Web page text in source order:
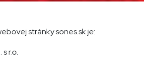
stránky sones.sk je:
r.o.